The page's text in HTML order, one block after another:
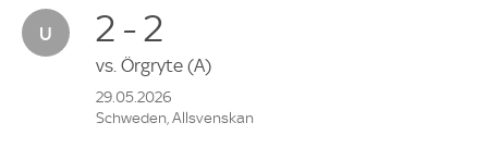
2 - 2
vs. Örgryte (A)
29.05.2026
Schweden, Allsvenskan